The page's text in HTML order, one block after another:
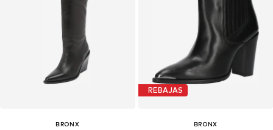
BRONX
REBAJAS
BRONX